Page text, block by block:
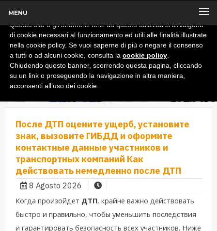
MENU
После ДТП оцените ущерб, установите
знак, вызовите ГИБДД и оформите
контактные данные участников и
транспортных компаний Как
действовать немедленно после ДТП
8 Agosto 2026
Когда произойдет ДТП, крайне важно действовать
быстро и правильно, чтобы уменьшить последствия
и гарантировать безопасность всех участников. Ниже
x
Informativa
Questo sito o gli strumenti terzi da questo utilizzati si avvalgono
di cookie necessari al funzionamento ed utili alle finalità illustrate
nella cookie policy. Se vuoi saperne di più o negare il consenso
a tutti o ad alcuni cookie, consulta la cookie policy
Chiudendo questo banner, scorrendo questa pagina, cliccando
su un link o proseguendo la navigazione in altra maniera,
acconsenti all’uso dei cookie.